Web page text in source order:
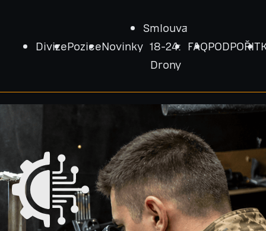
DivizePoziceNovinky
Smlouva
18-24:
Drony
FAQPODPOŘIT